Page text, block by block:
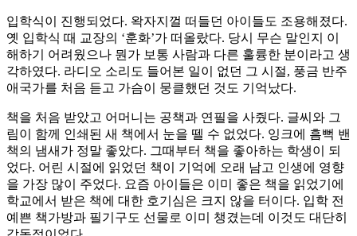
입학식이 진행되었다. 왁자지껄 떠들던 아이들도 조용해졌다.
옛 입학식 때 교장의 ‘훈화’가 떠올랐다. 당시 무슨 말인지 이
해하기 어려웠으나 뭔가 보통 사람과 다른 훌륭한 분이라고 생
각하였다. 라디오 소리도 들어본 일이 없던 그 시절, 풍금 반주
애국가를 처음 듣고 가슴이 뭉클했던 것도 기억났다.
책을 처음 받았고 어머니는 공책과 연필을 사줬다. 글씨와 그
림이 함께 인쇄된 새 책에서 눈을 뗄 수 없었다. 잉크에 흠뻑 밴
책의 냄새가 정말 좋았다. 그때부터 책을 좋아하는 학생이 되
었다. 어린 시절에 읽었던 책이 기억에 오래 남고 인생에 영향
을 가장 많이 주었다. 요즘 아이들은 이미 좋은 책을 읽었기에
학교에서 받은 책에 대한 호기심은 크지 않을 터이다. 입학 전
예쁜 책가방과 필기구도 선물로 이미 챙겼는데 이것도 대단히